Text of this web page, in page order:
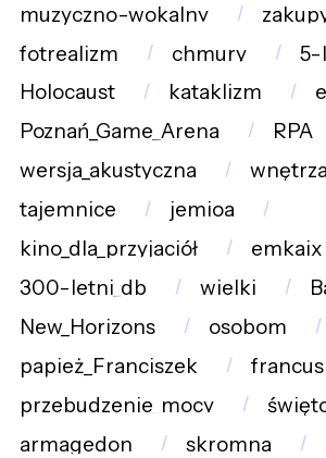
muzyczno-wokalny
fotrealizm
chmury
5-
Holocaust
kataklizm
Poznań_Game_Arena
RPA
wersja_akustyczna
tajemnice
jemioa
kino_dla_przyjaciół
emkaix
300-letni_db
wielki
New_Horizons
osobom
papież_Franciszek
przebudzenie_mocy
armagedon
skromna